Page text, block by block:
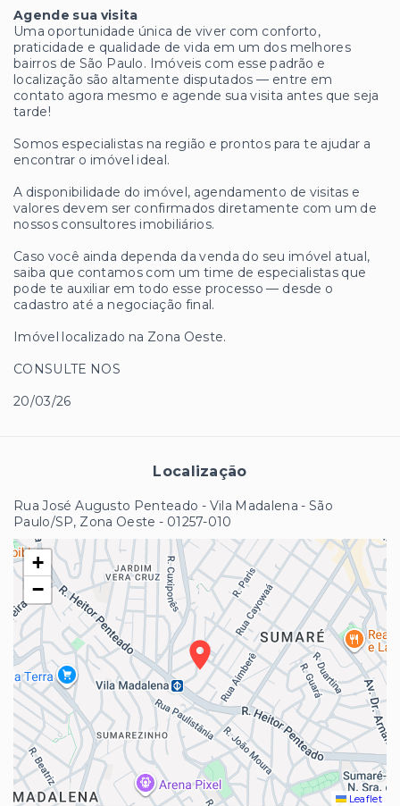
Agende sua visita
Uma oportunidade única de viver com conforto,
praticidade e qualidade de vida em um dos melhores
bairros de São Paulo. Imóveis com esse padrão e
localização são altamente disputados — entre em
contato agora mesmo e agende sua visita antes que seja
tarde!
Somos especialistas na região e prontos para te ajudar a
encontrar o imóvel ideal.
A disponibilidade do imóvel, agendamento de visitas e
valores devem ser confirmados diretamente com um de
nossos consultores imobiliários.
Caso você ainda dependa da venda do seu imóvel atual,
saiba que contamos com um time de especialistas que
pode te auxiliar em todo esse processo — desde o
cadastro até a negociação final.
Imóvel localizado na Zona Oeste.
CONSULTE NOS
20/03/26
Localização
Rua José Augusto Penteado - Vila Madalena - São
Paulo/SP, Zona Oeste - 01257-010
+
−
Leaflet